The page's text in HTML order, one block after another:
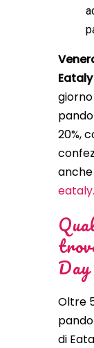
Eataly
20%,
Oltre
di